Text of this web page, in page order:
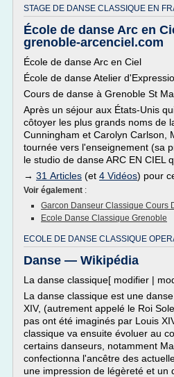
STAGE DE DANSE CLASSIQUE EN
École de danse Arc en
grenoble-arcenciel.com
École de danse Arc en Ciel
École de danse Atelier
Cours de danse à Grenoble St
Après un séjour aux États-Unis
côtoyer les plus grands noms de
Cunningham et Carolyn Carlson,
tournée vers l'enseignement (sa
le studio de danse ARC EN CIEL
→ 31 Articles (et 4 Vidéos) pour
Voir également :
Garcon Danseur Classique Cours
Ecole Danse Classique Grenoble
ECOLE DE DANSE CLASSIQUE
Danse — Wikipédia
La danse classique[ modifier |
La danse classique est une
XIV, (autrement appelé le Roi
pas ont été imaginés par Louis
classique va ensuite évoluer au
certains danseurs, notamment
confectionna l'ancêtre des
une impression de légèreté et un